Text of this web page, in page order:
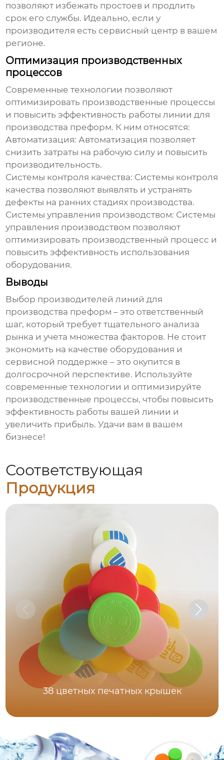
позволяют избежать простоев и продлить
срок его службы. Идеально, если у
производителя есть сервисный центр в вашем
регионе.
Оптимизация производственных
процессов
Современные технологии позволяют
оптимизировать производственные процессы
и повысить эффективность работы линии для
производства преформ. К ним относятся:
Автоматизация: Автоматизация позволяет
снизить затраты на рабочую силу и повысить
производительность.
Системы контроля качества: Системы контроля
качества позволяют выявлять и устранять
дефекты на ранних стадиях производства.
Системы управления производством: Системы
управления производством позволяют
оптимизировать производственный процесс и
повысить эффективность использования
оборудования.
Выводы
Выбор производителей линий для
производства преформ – это ответственный
шаг, который требует тщательного анализа
рынка и учета множества факторов. Не стоит
экономить на качестве оборудования и
сервисной поддержке – это окупится в
долгосрочной перспективе. Используйте
современные технологии и оптимизируйте
производственные процессы, чтобы повысить
эффективность работы вашей линии и
увеличить прибыль. Удачи вам в вашем
бизнесе!
Соответствующая
Продукция
38 цветных печатных крышек